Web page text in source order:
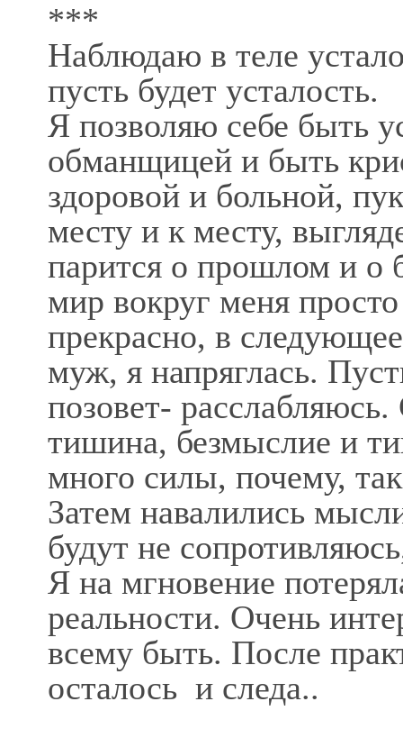
***
Наблюдаю в теле
пусть будет усталость.
Я позволяю себе быть
обманщицей и быть
здоровой и больной,
месту и к месту,
парится о прошлом и о
мир вокруг меня
прекрасно, в
муж, я напряглась.
позовет-
тишина, безмыслие и
много силы, почему,
Затем навалились
будут не
Я на мгновение
реальности. Очень
всему быть. После
осталось и следа..